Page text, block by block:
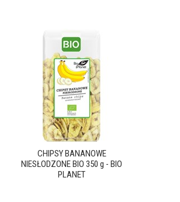
CHIPSY BANANOWE
NIESŁODZONE BIO 350 g - BIO
PLANET